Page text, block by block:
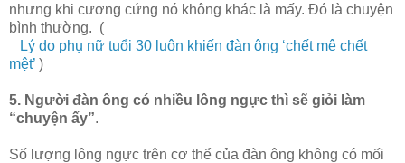
nhưng khi cương cứng nó không khác là mấy. Đó là chuyện
bình thường. (
Lý do phụ nữ tuổi 30 luôn khiến đàn ông ‘chết mê chết
mệt’ )
5. Người đàn ông có nhiều lông ngực thì sẽ giỏi làm
“chuyện ấy”.
Số lượng lông ngực trên cơ thể của đàn ông không có mối